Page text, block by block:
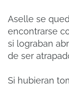
Aselle se
encontrarse
si lograban
de ser
Si hubieran